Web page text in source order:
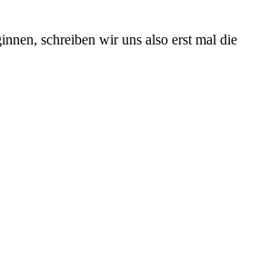
schreiben wir uns also erst mal die